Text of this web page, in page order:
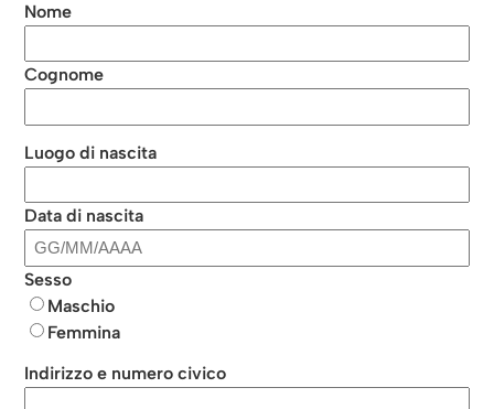
Nome
Cognome
Luogo di nascita
Data di nascita
Sesso
Maschio
Femmina
Indirizzo e numero civico